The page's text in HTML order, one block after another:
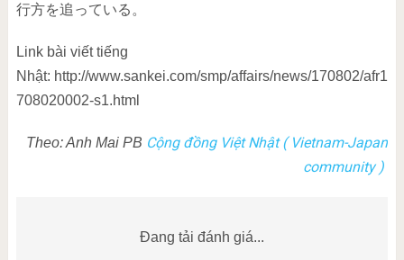
行方を追っている。
Link bài viết tiếng
Nhật: http://www.sankei.com/smp/affairs/news/170802/afr1
708020002-s1.html
Theo: Anh Mai PB Cộng đồng Việt Nhật ( Vietnam-Japan
community )
Đang tải đánh giá...